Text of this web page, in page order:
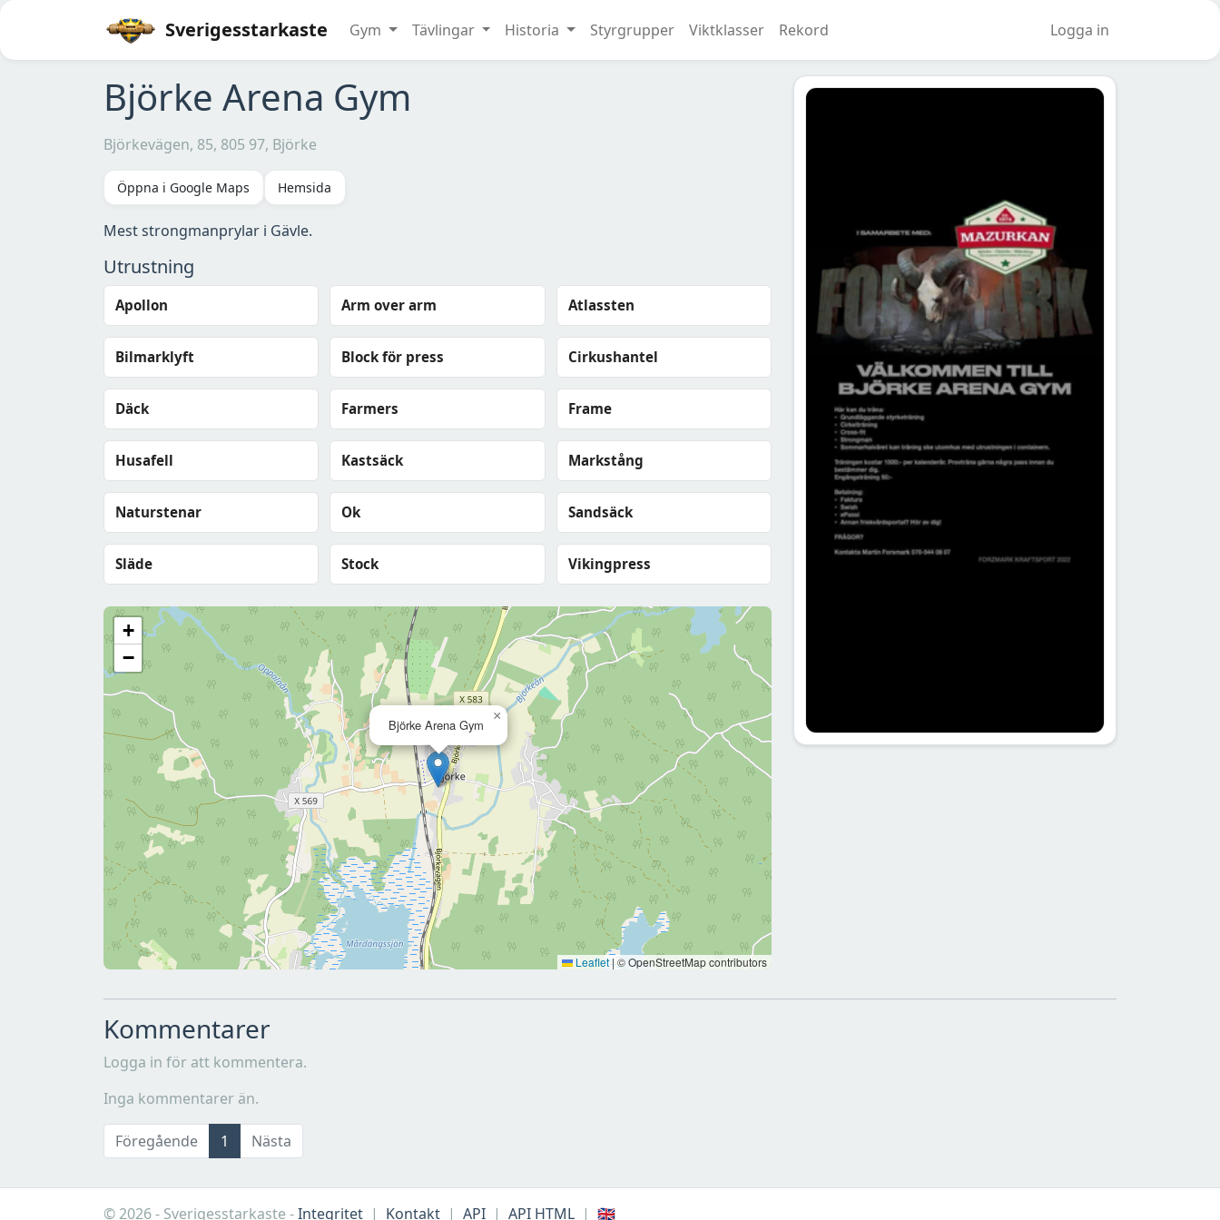
Sverigesstarkaste Gym Tävlingar Historia Styrgrupper Viktklasser Rekord Logga in
Björke Arena Gym
Björkevägen, 85, 805 97, Björke
Öppna i Google Maps Hemsida
Mest strongmanprylar i Gävle.
Utrustning
Apollon Arm over arm Atlassten
Bilmarklyft Block för press Cirkushantel
Däck Farmers Frame
Husafell Kastsäck Markstång
Naturstenar Ok Sandsäck
Släde Stock Vikingpress
Björke Arena Gym
×
+
−
Leaflet|© OpenStreetMap contributors
Kommentarer
Logga in för att kommentera.
Inga kommentarer än.
Föregående 1 Nästa
© 2026 - Sverigesstarkaste -Integritet | Kontakt | API | API HTML | 🇬🇧